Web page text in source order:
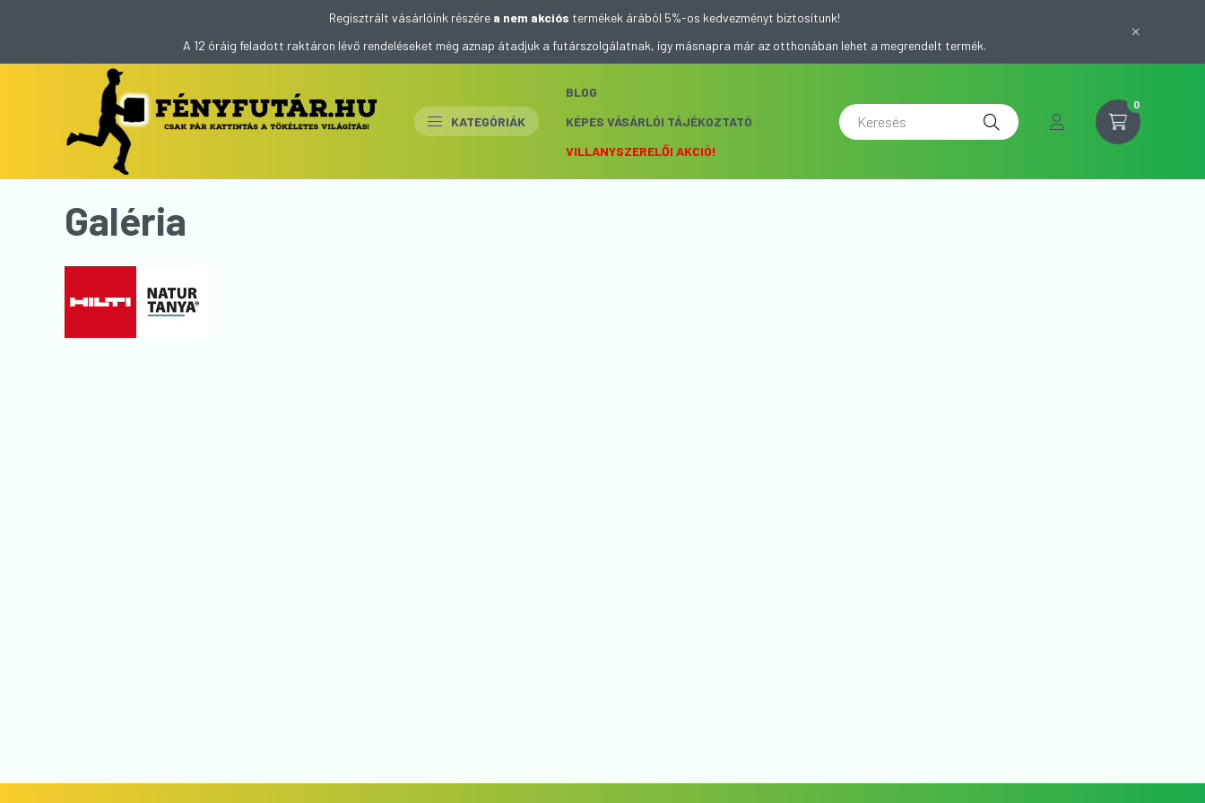
Regisztrált vásárlóink részére a nem akciós termékek árából 5%-os kedvezményt biztosítunk!
A 12 óráig feladott raktáron lévő rendeléseket még aznap átadjuk a futárszolgálatnak, így másnapra már az otthonában lehet a megrendelt termék.
KATEGÓRIÁK
BLOG
KÉPES VÁSÁRLÓI TÁJÉKOZTATÓ
VILLANYSZERELŐI AKCIÓ!
0
Galéria